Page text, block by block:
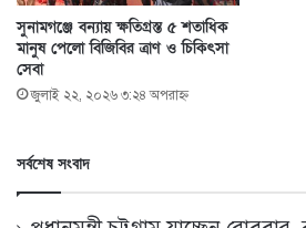
সুনামগঞ্জে বন্যায় ক্ষতিগ্রস্ত ৫ শতাধিক
মানুষ পেলো বিজিবির ত্রাণ ও চিকিৎসা
সেবা
জুলাই ২২, ২০২৬ ৩:২৪ অপরাহ্ণ
সর্বশেষ সংবাদ